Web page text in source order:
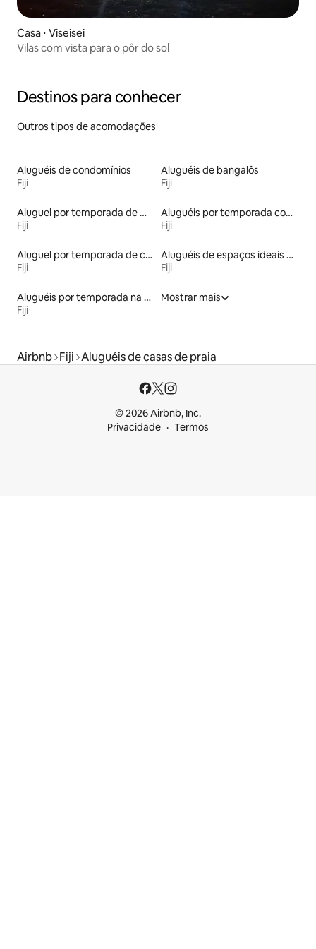
Casa ⋅ Viseisei
Vilas com vista para o pôr do sol
Destinos para conhecer
Outros tipos de acomodações
Aluguéis de condomínios
Fiji
Aluguéis de bangalôs
Fiji
Aluguel por temporada de microcasas
Fiji
Aluguéis por temporada com acesso à praia
Fiji
Aluguel por temporada de casas de hóspedes
Fiji
Aluguéis de espaços ideais para famílias
Fiji
Aluguéis por temporada na orla
Fiji
Mostrar mais
Airbnb Fiji Aluguéis de casas de praia
© 2026 Airbnb, Inc.
Privacidade
Termos